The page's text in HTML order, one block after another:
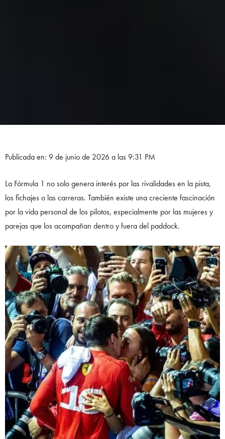
Publicada en: 9 de junio de 2026 a las 9:31 PM
La Fórmula 1 no solo genera interés por las rivalidades en la pista,
los fichajes o las carreras. También existe una creciente fascinación
por la vida personal de los pilotos, especialmente por las mujeres y
parejas que los acompañan dentro y fuera del paddock.